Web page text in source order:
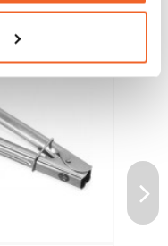
SALE!